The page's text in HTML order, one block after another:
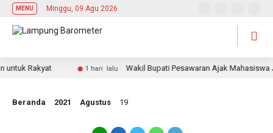
MENU Minggu, 09 Agu 2026
Rakyat 1 hari lalu Wakil Bupati Pesawaran Ajak Mahasiswa
Beranda 2021 Agustus 19